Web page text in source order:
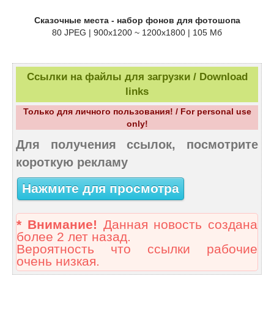
Сказочные места - набор фонов для фотошопа
80 JPEG | 900x1200 ~ 1200x1800 | 105 Мб
Ссылки на файлы для загрузки / Download
links
Только для личного пользования! / For personal use
only!
Для получения ссылок, посмотрите
короткую рекламу
Нажмите для просмотра
* Внимание! Данная новость создана
более 2 лет назад.
Вероятность что ссылки рабочие
очень низкая.